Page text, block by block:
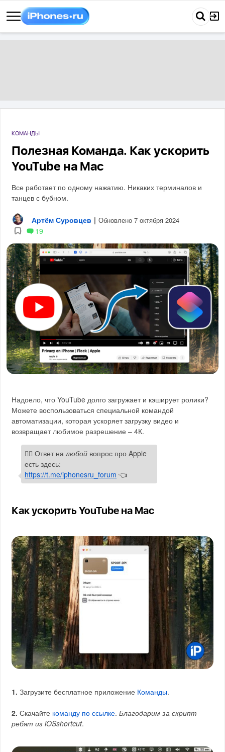
КОМАНДЫ
Полезная Команда. Как ускорить
YouTube на Mac
Все работает по одному нажатию. Никаких терминалов и
танцев с бубном.
Артём Суровцев | Обновлено 7 октября 2024
19
Надоело, что YouTube долго загружает и кэширует ролики?
Можете воспользоваться специальной командой
автоматизации, которая ускоряет загрузку видео и
возвращает любимое разрешение – 4К.
🙋‍♂️ Ответ налюбой вопрос про Apple
есть здесь:
https://t.me/iphonesru_forum 👈
Как ускорить YouTube на Mac
1. Загрузите бесплатное приложение Команды.
2. Скачайте команду по ссылке.Благодарим за скрипт
ребят из iOSshortcut.